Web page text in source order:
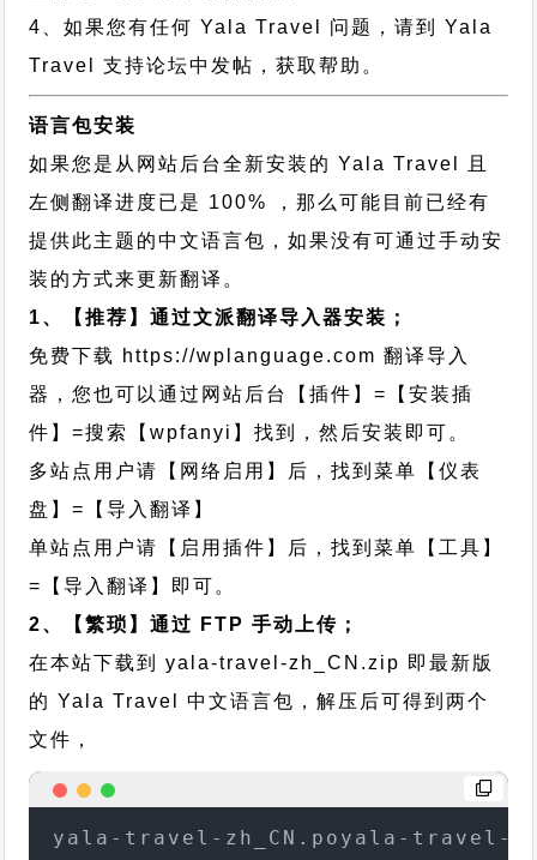
4、如果您有任何 Yala Travel 问题，请到 Yala
Travel 支持论坛中发帖，获取帮助。
语言包安装
如果您是从网站后台全新安装的 Yala Travel 且
左侧翻译进度已是 100% ，那么可能目前已经有
提供此主题的中文语言包，如果没有可通过手动安
装的方式来更新翻译。
1、【推荐】通过文派翻译导入器安装；
免费下载 https://wplanguage.com 翻译导入
器，您也可以通过网站后台【插件】=【安装插
件】=搜索【wpfanyi】找到，然后安装即可。
多站点用户请【网络启用】后，找到菜单【仪表
盘】=【导入翻译】
单站点用户请【启用插件】后，找到菜单【工具】
=【导入翻译】即可。
2、【繁琐】通过 FTP 手动上传；
在本站下载到yala-travel-zh_CN.zip 即最新版
的 Yala Travel 中文语言包，解压后可得到两个
文件，
yala-travel-zh_CN.poyala-travel-